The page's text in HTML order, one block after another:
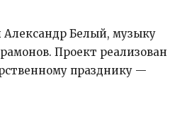
Александр Белый, музыку
Проект реализован
празднику —